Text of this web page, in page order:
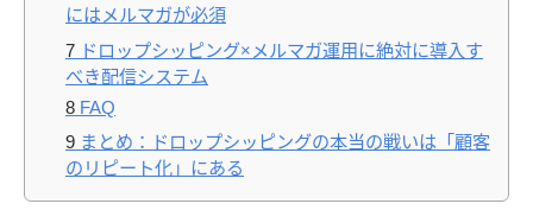
にはメルマガが必須
7 ドロップシッピング×メルマガ運用に絶対に導入す
べき配信システム
8 FAQ
9 まとめ：ドロップシッピングの本当の戦いは「顧客
のリピート化」にある